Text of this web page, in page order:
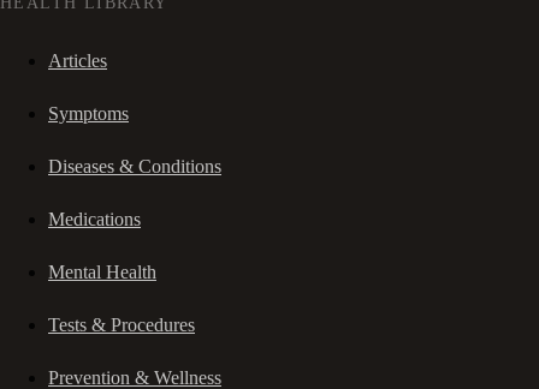
Articles
Symptoms
Diseases & Conditions
Medications
Mental Health
Tests & Procedures
Prevention & Wellness